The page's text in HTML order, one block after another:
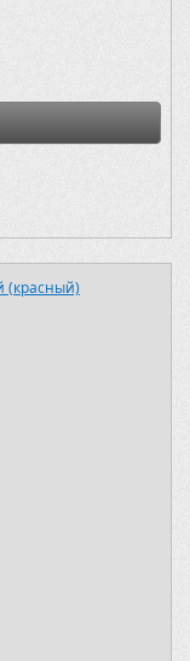
(красный)